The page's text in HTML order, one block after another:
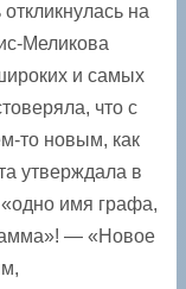
на
Меликова
и самых
что с
то новым, как
утверждала в
имя графа,
— «Новое